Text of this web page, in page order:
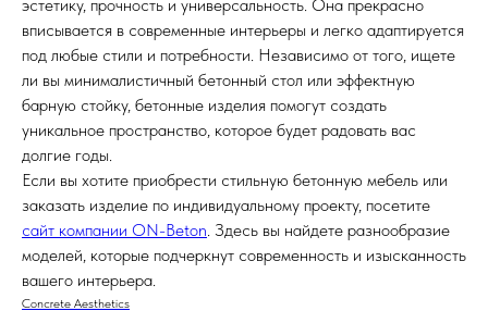
эстетику, прочность и универсальность. Она прекрасно
вписывается в современные интерьеры и легко адаптируется
под любые стили и потребности. Независимо от того, ищете
ли вы минималистичный бетонный стол или эффектную
барную стойку, бетонные изделия помогут создать
уникальное пространство, которое будет радовать вас
долгие годы.
Если вы хотите приобрести стильную бетонную мебель или
заказать изделие по индивидуальному проекту, посетите
сайт компании ON-Beton. Здесь вы найдете разнообразие
моделей, которые подчеркнут современность и изысканность
вашего интерьера.
Concrete Aesthetics